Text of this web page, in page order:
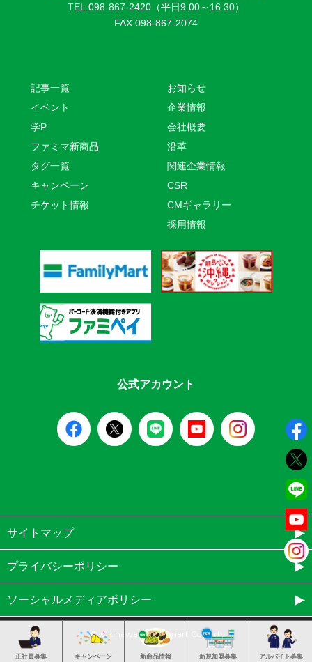
TEL:098-867-2420（平日9:00～16:30）
FAX:098-867-2074
記事一覧
イベント
学P
ファミマ新商品
タグ一覧
キャンペーン
チケット情報
お知らせ
企業情報
会社概要
沿革
関連企業情報
CSR
CMギャラリー
採用情報
公式アカウント
サイトマップ
プライバシーポリシー
ソーシャルメディアポリシー
© Okinawa Familymart Co.,Ltd.
正社員募集 キャンペーン 新商品情報 新規加盟募集 アルバイト募集